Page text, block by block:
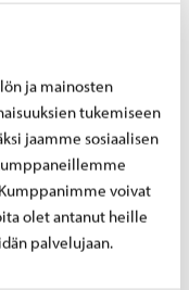
ja mainosten
tukemiseen
jaamme sosiaalisen
voivat
olet antanut heille
palvelujaan.
på nätet eller
samt
en